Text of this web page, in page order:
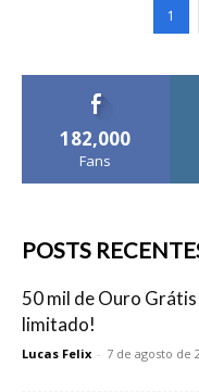
1
182,000
Fans
POSTS
50 mil de Ouro
limitado!
Lucas Felix - 7 de agosto de